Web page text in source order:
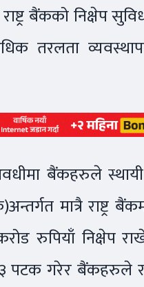
बैंकको निक्षेप
तरलता
बैंकहरुले
मात्रै राष्ट्र
रुपियाँ निक्षेप
पटक गरेर बैंकहरुले